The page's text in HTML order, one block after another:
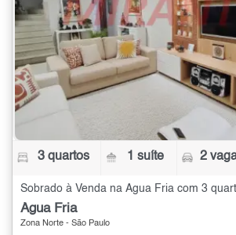
3 quartos 1 suíte 2
Sobrado à Venda na Água Fria com 3
Água Fria
Zona Norte - São Paulo